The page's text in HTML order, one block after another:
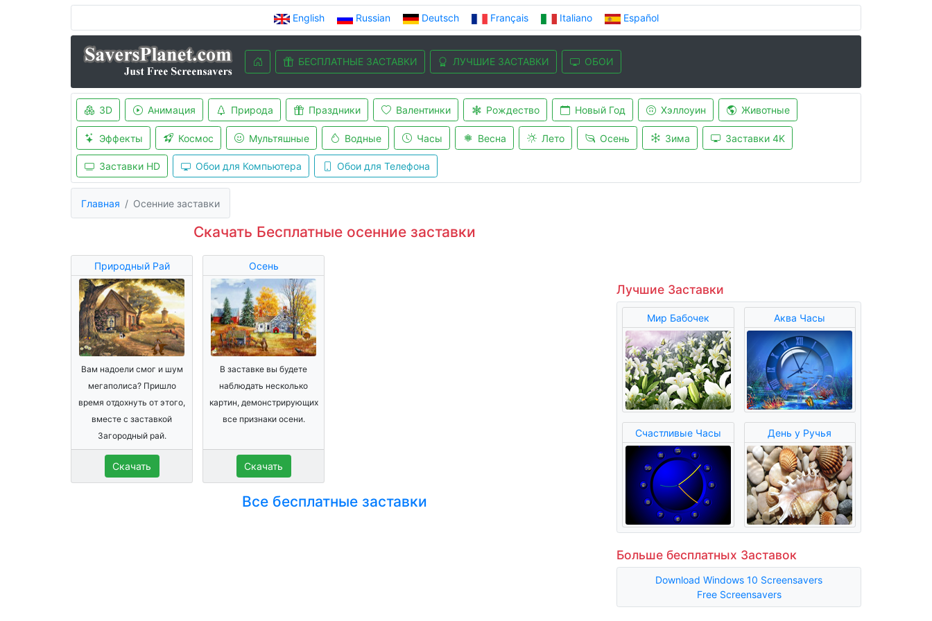
English Russian Deutsch Français Italiano Español
БЕСПЛАТНЫЕ ЗАСТАВКИ ЛУЧШИЕ ЗАСТАВКИ ОБОИ
3D Анимация Природа Праздники Валентинки Рождество Новый Год Хэллоуин Животные
Эффекты Космос Мультяшные Водные Часы Весна Лето Осень Зима Заставки 4K
Заставки HD Обои для Компьютера Обои для Телефона
Главная Осенние заставки
Скачать Бесплатные осенние заставки
Природный Рай
Вам надоели смог и шум
мегаполиса? Пришло
время отдохнуть от этого,
вместе с заставкой
Загородный рай.
Скачать
Осень
В заставке вы будете
наблюдать несколько
картин, демонстрирующих
все признаки осени.
Скачать
Все бесплатные заставки
Лучшие Заставки
Мир Бабочек Аква Часы
Счастливые Часы День у Ручья
Больше бесплатных Заставок
Download Windows 10 Screensavers
Free Screensavers